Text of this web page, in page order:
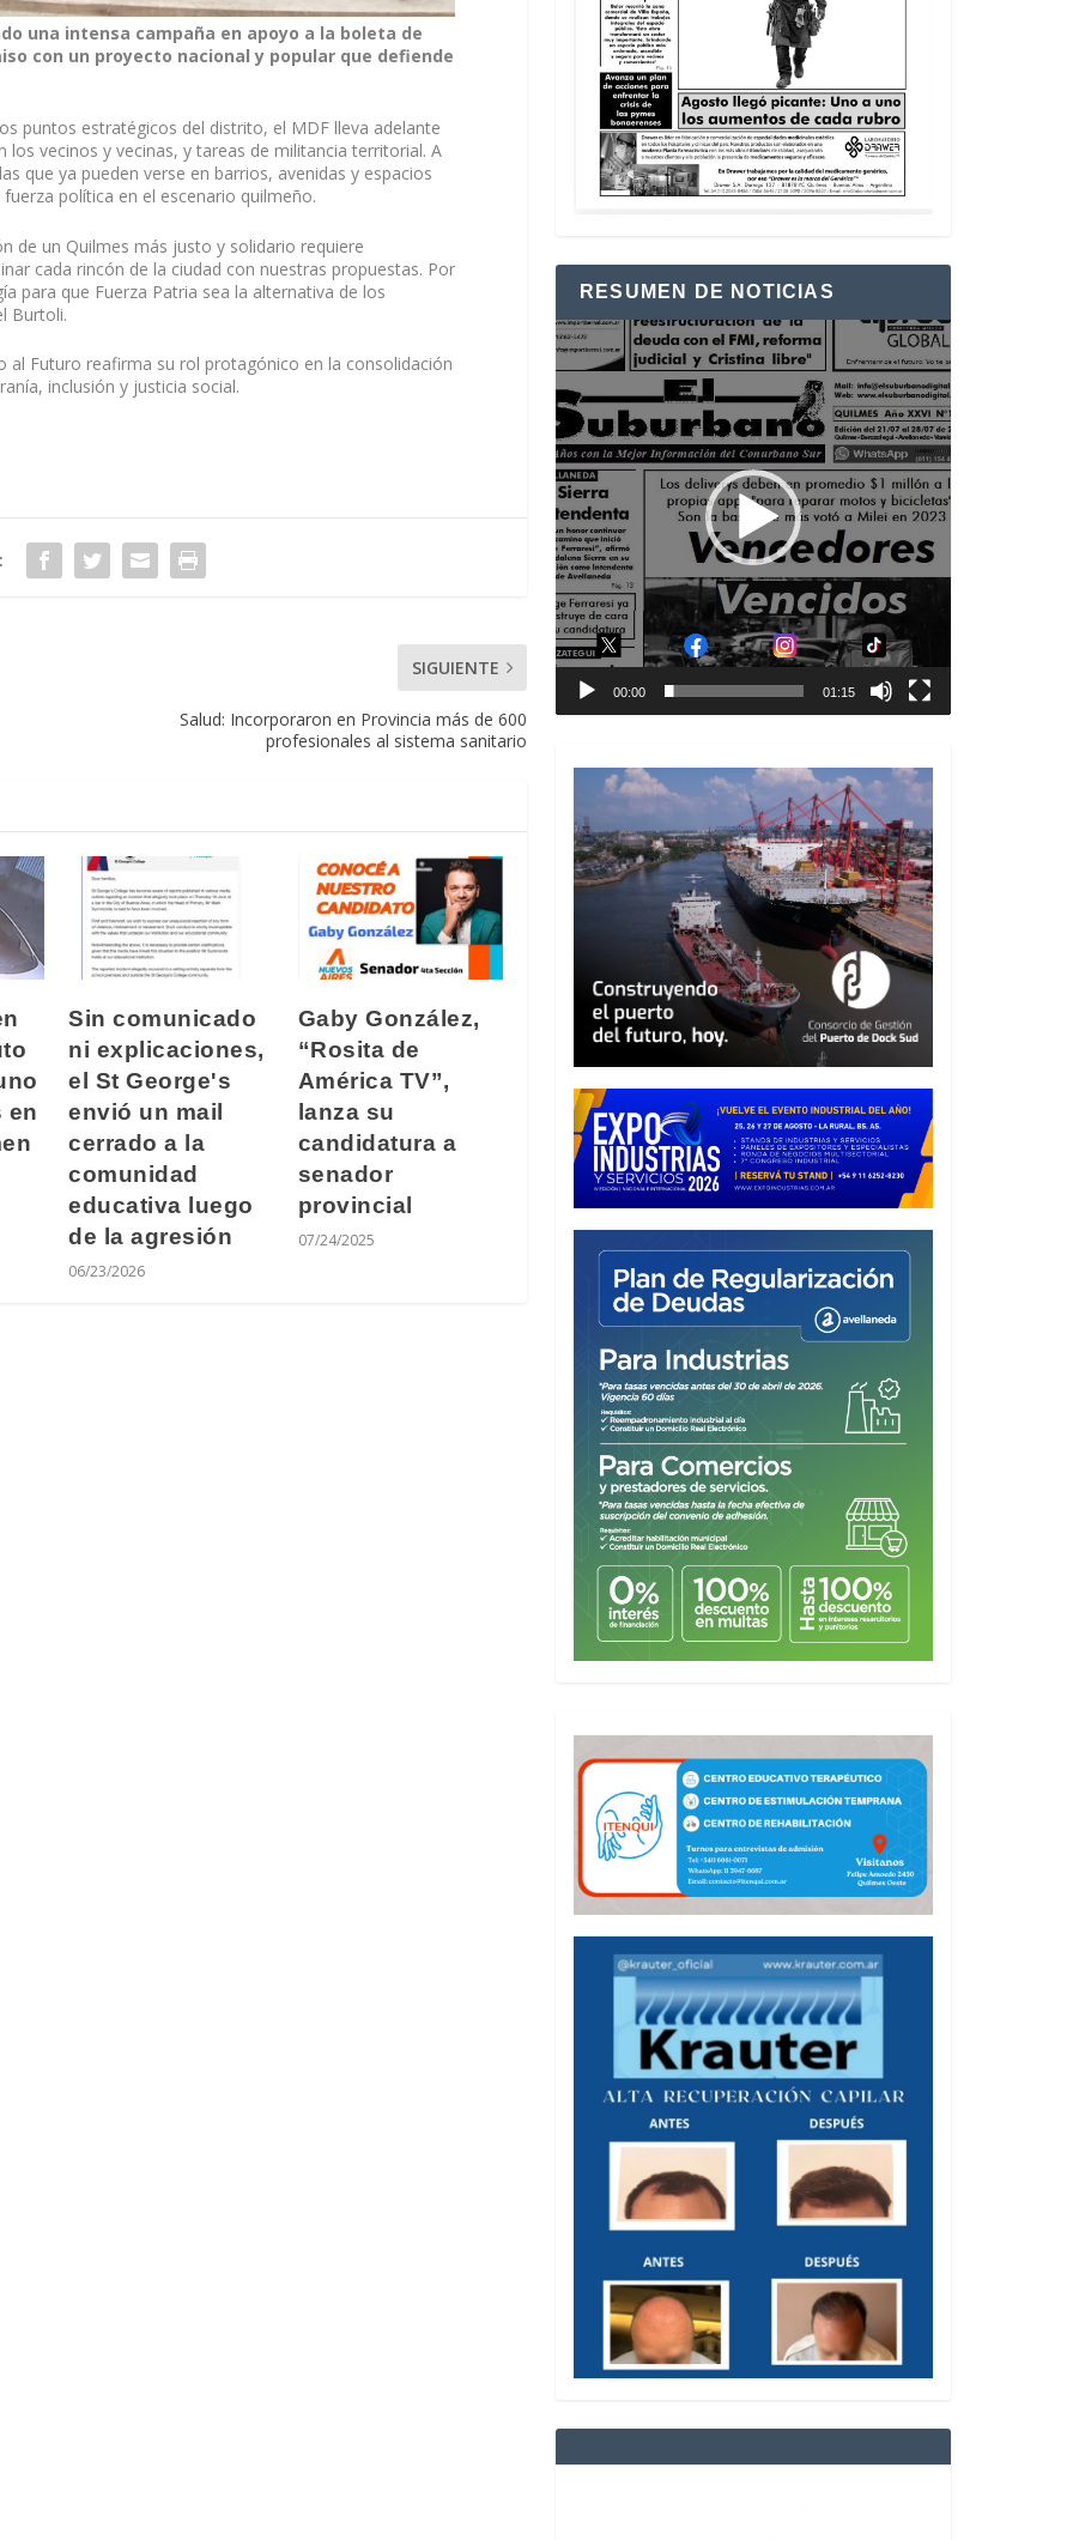
una intensa campaña en apoyo a la boleta de
con un proyecto nacional y popular que defiende
puntos estratégicos del distrito, el MDF lleva adelante
vecinos y vecinas, y tareas de militancia territorial. A
que ya pueden verse en barrios, avenidas y espacios
política en el escenario quilmeño.
de un Quilmes más justo y solidario requiere
cada rincón de la ciudad con nuestras propuestas. Por
para que Fuerza Patria sea la alternativa de los
Burtoli.
al Futuro reafirma su rol protagónico en la consolidación
inclusión y justicia social.
SIGUIENTE
Salud: Incorporaron en Provincia más de 600
profesionales al sistema sanitario
en
Sin comunicado
ni explicaciones,
el St George's
envió un mail
cerrado a la
comunidad
educativa luego
de la agresión
06/23/2026
Gaby González,
“Rosita de
América TV”,
lanza su
candidatura a
senador
provincial
07/24/2025
RESUMEN DE NOTICIAS
Reproductor
de
vídeo
00:00 01:15